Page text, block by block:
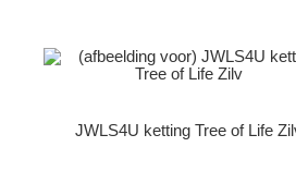
JWLS4U ketting Tree of Life